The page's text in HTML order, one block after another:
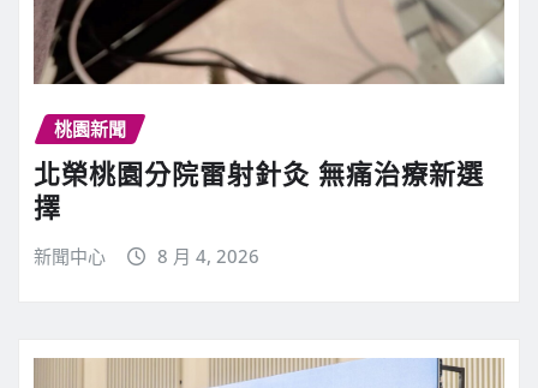
桃園新聞
北榮桃園分院雷射針灸 無痛治療新選
擇
新聞中心 8 月 4, 2026